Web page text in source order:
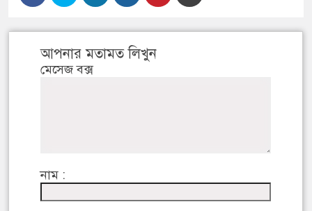
আপনার মতামত লিখুন
মেসেজ বক্স
নাম :